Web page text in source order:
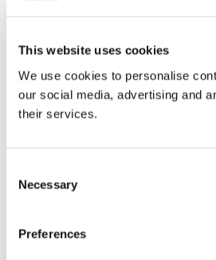
This website uses cookies
We use cookies to personalise
our social media, advertising and
their services.
Selection
Necessary
Preferences